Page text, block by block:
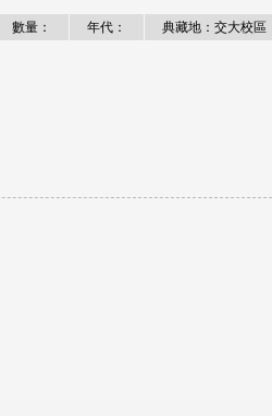
數量： 年代： 典藏地：交大校區